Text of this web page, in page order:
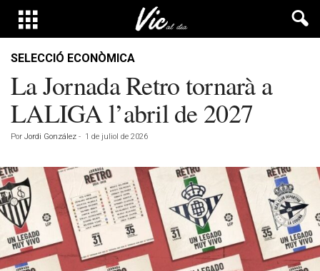
SELECCIÓ ECONÒMICA
La Jornada Retro tornarà a
LALIGA l’abril de 2027
Por Jordi González - 1 de juliol de 2026